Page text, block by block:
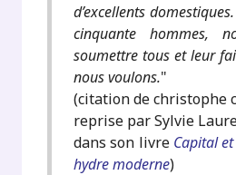
d’excellents domestiques.
cinquante hommes,
soumettre tous et leur
nous voulons."
(citation de christophe
reprise par Sylvie
dans son livre Capital
hydre moderne)